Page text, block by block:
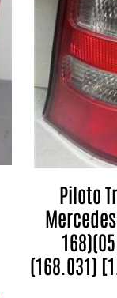
Piloto
(168.031)